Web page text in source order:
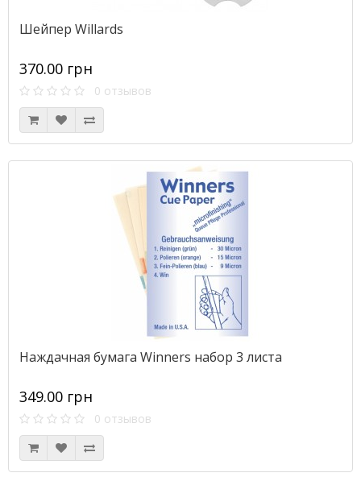
Шейпер Willards
370.00 грн
0 отзывов
Наждачная бумага Winners набор 3 листа
349.00 грн
0 отзывов